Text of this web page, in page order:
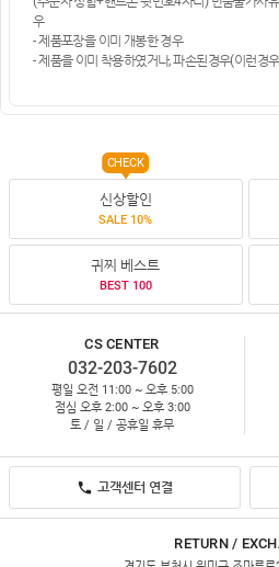
우
- 제품포장을 이미 개봉한 경우
- 제품을 이미 착용하였거나, 파손된경우(이런경
신상할인
SALE 10%
CHECK
귀찌 베스트
BEST 100
CS CENTER
032-203-7602
평일 오전 11:00 ~ 오후 5:00
점심 오후 2:00 ~ 오후 3:00
토 / 일 / 공휴일 휴무
고객센터 연결
RETURN /